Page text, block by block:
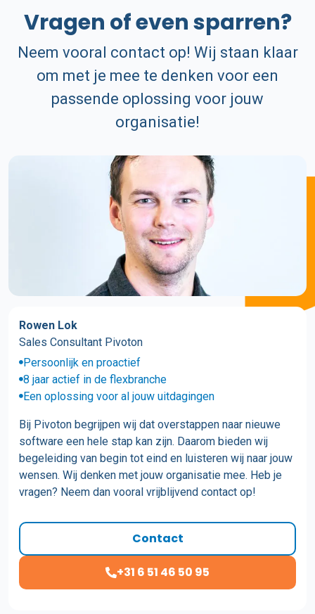
Vragen of even sparren?
Neem vooral contact op! Wij staan klaar
om met je mee te denken voor een
passende oplossing voor jouw
organisatie!
Rowen Lok
Sales Consultant Pivoton
Persoonlijk en proactief
8 jaar actief in de flexbranche
Een oplossing voor al jouw uitdagingen
Bij Pivoton begrijpen wij dat overstappen naar nieuwe
software een hele stap kan zijn. Daarom bieden wij
begeleiding van begin tot eind en luisteren wij naar jouw
wensen. Wij denken met jouw organisatie mee. Heb je
vragen? Neem dan vooral vrijblijvend contact op!
Contact
+31 6 51 46 50 95